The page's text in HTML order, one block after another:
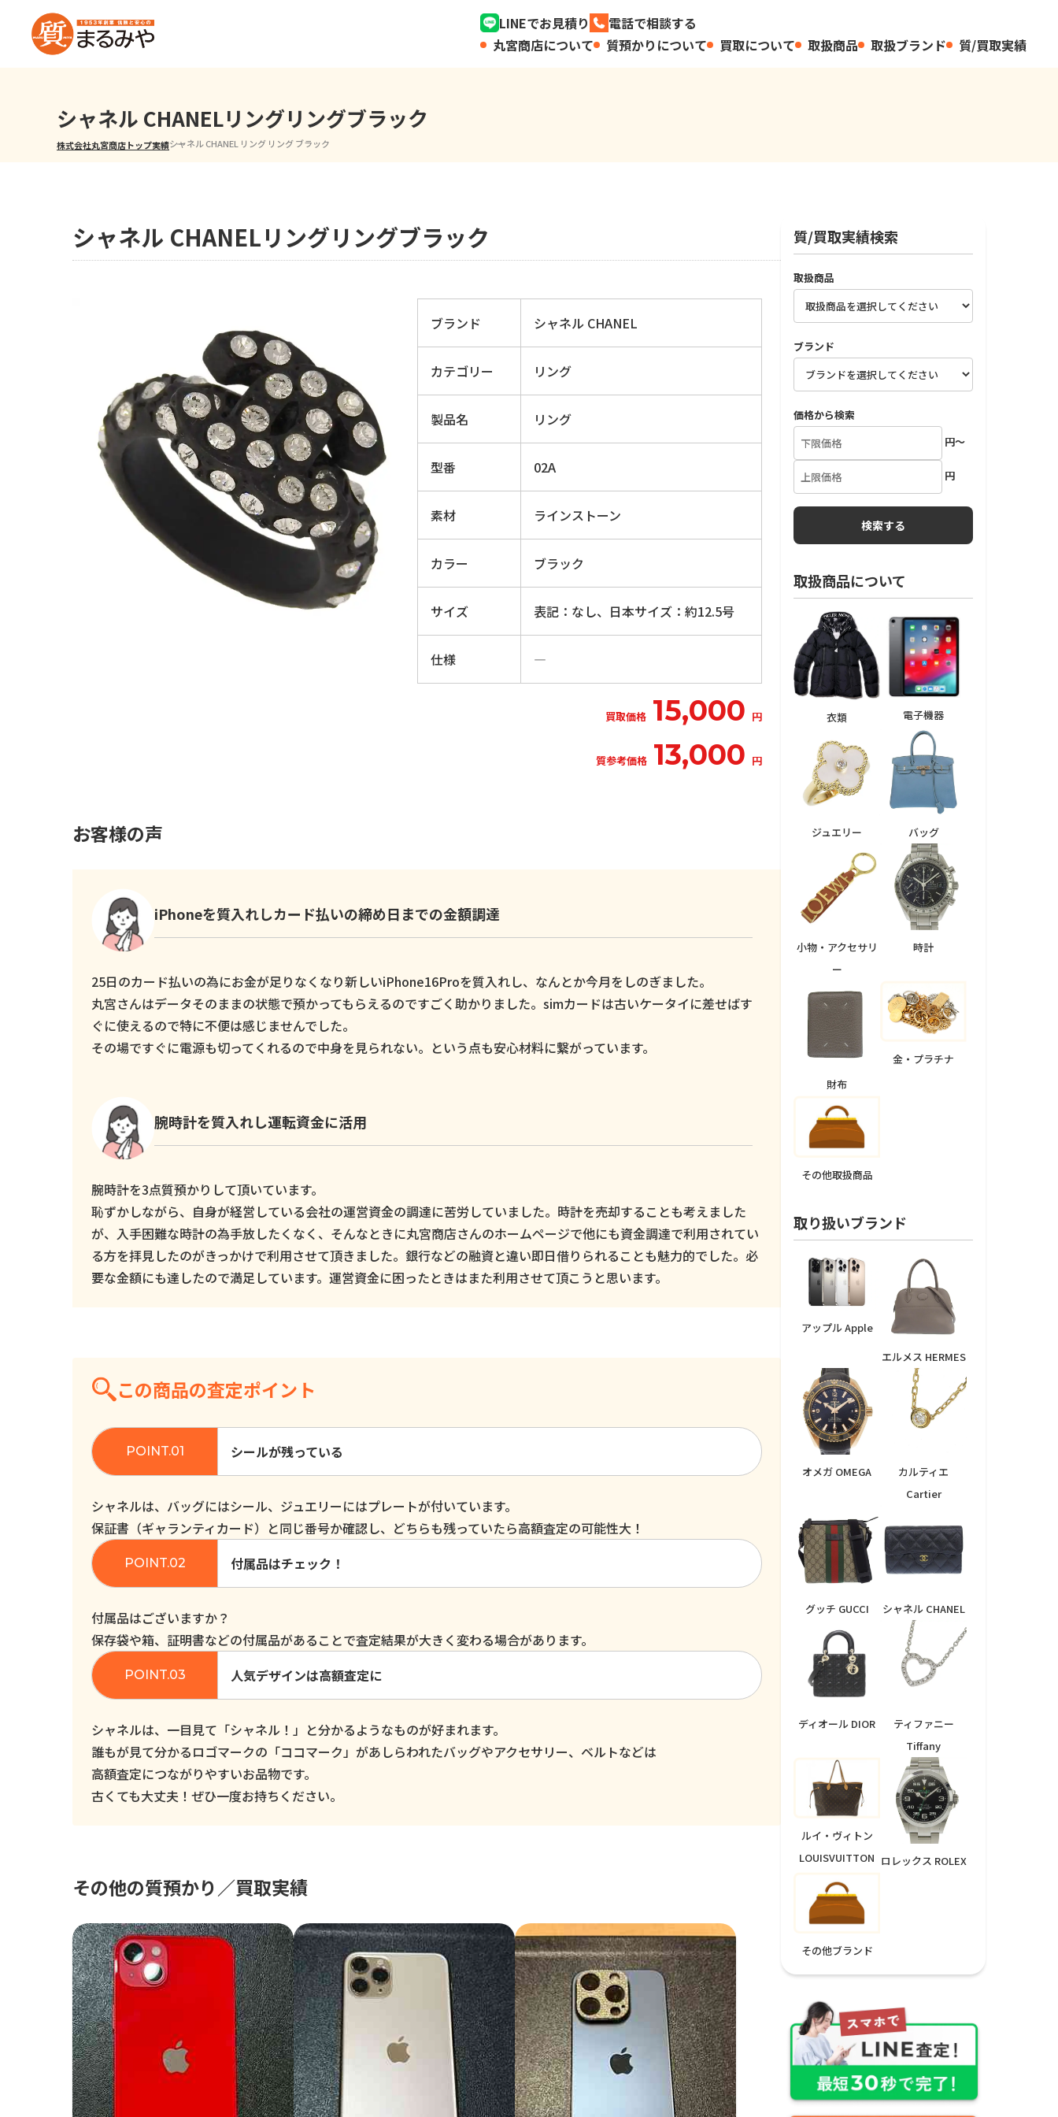
LINEでお見積り
電話で相談する
丸宮商店について
質預かりについて 買取について 取扱商品 取扱ブランド 質/買取実績
シャネル CHANELリングリングブラック
株式会社丸宮商店トップ⁩実績シャネル CHANEL リング リング ブラック
シャネル CHANELリングリングブラック
ブランド シャネル CHANEL
カテゴリー リング
製品名 リング
型番 02A
素材 ラインストーン
カラー ブラック
サイズ 表記：なし、日本サイズ：約12.5号
仕様 ―
買取価格 15,000 円
質参考価格 13,000 円
お客様の声
iPhoneを質入れしカード払いの締め日までの金額調達
25日のカード払いの為にお金が足りなくなり新しいiPhone16Proを質入れし、なんとか今月をしのぎました。
丸宮さんはデータそのままの状態で預かってもらえるのですごく助かりました。simカードは古いケータイに差せばす
ぐに使えるので特に不便は感じませんでした。
その場ですぐに電源も切ってくれるので中身を見られない。という点も安心材料に繋がっています。
腕時計を質入れし運転資金に活用
腕時計を3点質預かりして頂いています。
恥ずかしながら、自身が経営している会社の運営資金の調達に苦労していました。時計を売却することも考えました
が、入手困難な時計の為手放したくなく、そんなときに丸宮商店さんのホームページで他にも資金調達で利用されてい
る方を拝見したのがきっかけで利用させて頂きました。銀行などの融資と違い即日借りられることも魅力的でした。必
要な金額にも達したので満足しています。運営資金に困ったときはまた利用させて頂こうと思います。
この商品の査定ポイント
シールが残っている
シャネルは、バッグにはシール、ジュエリーにはプレートが付いています。
保証書（ギャランティカード）と同じ番号か確認し、どちらも残っていたら高額査定の可能性大！
付属品はチェック！
付属品はございますか？
保存袋や箱、証明書などの付属品があることで査定結果が大きく変わる場合があります。
人気デザインは高額査定に
シャネルは、一目見て「シャネル！」と分かるようなものが好まれます。
誰もが見て分かるロゴマークの「ココマーク」があしらわれたバッグやアクセサリー、ベルトなどは
高額査定につながりやすいお品物です。
古くても大丈夫！ぜひ一度お持ちください。
その他の質預かり／買取実績
質/買取実績検索
取扱商品
ブランド
価格から検索
円～
円
取扱商品について
衣類 電子機器
ジュエリー バッグ
小物・アクセサリ
ー
時計
財布
金・プラチナ
その他取扱商品
取り扱いブランド
アップル Apple
エルメス HERMES
オメガ OMEGA
カルティエ
Cartier
グッチ GUCCI シャネル CHANEL
ディオール DIOR
ティファニー
Tiffany
ルイ・ヴィトン
LOUISVUITTON ロレックス ROLEX
その他ブランド